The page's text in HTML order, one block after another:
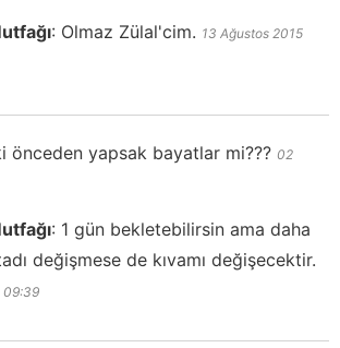
: Olmaz Zülal'cim. 13 Ağustos 2015
önceden yapsak bayatlar mi??? 02
: 1 gün bekletebilirsin ama daha
değişmese de kıvamı değişecektir.
09:39